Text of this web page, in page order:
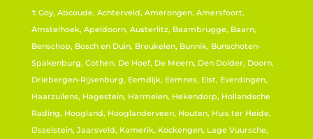
't Goy, Abcoude, Achterveld, Amerongen, Amersfoort,
Amstelhoek, Apeldoorn, Austerlitz, Baambrugge, Baarn,
Benschop, Bosch en Duin, Breukelen, Bunnik, Bunschoten-
Spakenburg, Cothen, De Hoef, De Meern, Den Dolder, Doorn,
Driebergen-Rijsenburg, Eemdijk, Eemnes, Elst, Everdingen,
Haarzuilens, Hagestein, Harmelen, Hekendorp, Hollandsche
Rading, Hoogland, Hooglanderveen, Houten, Huis ter Heide,
IJsselstein, Jaarsveld, Kamerik, Kockengen, Lage Vuursche,